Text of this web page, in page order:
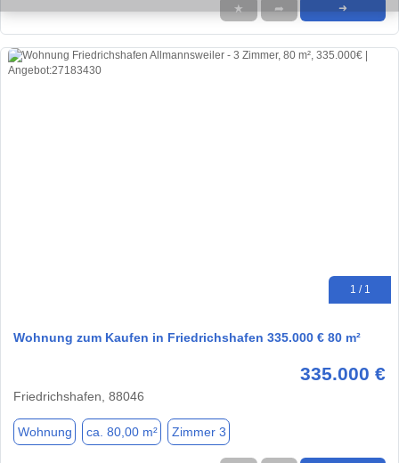
★ ➦ ➜
1 / 1
Wohnung zum Kaufen in Friedrichshafen 335.000 € 80 m²
335.000 €
Friedrichshafen, 88046
Wohnung ca. 80,00 m² Zimmer 3